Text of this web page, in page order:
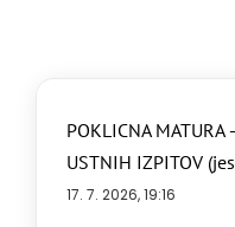
POKLICNA
USTNIH IZPITOV
17. 7. 2026, 19:16